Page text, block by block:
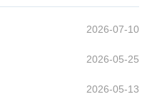
2026-07-10
2026-05-25
2026-05-13